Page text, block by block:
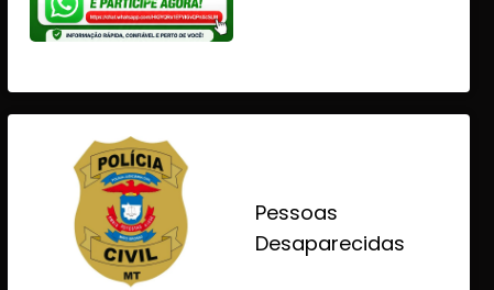
Pessoas
Desaparecidas